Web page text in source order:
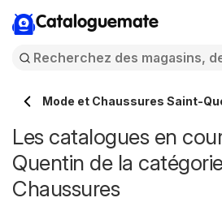
Cataloguemate
Mode et Chaussures Saint-
Les catalogues en
Quentin de la
Chaussures